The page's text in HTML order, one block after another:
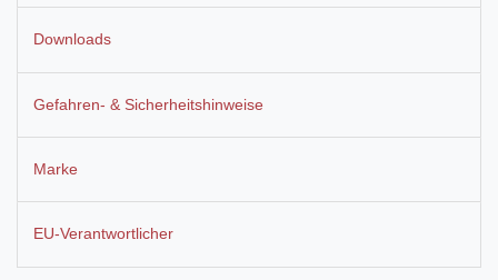
Downloads
Gefahren- & Sicherheitshinweise
Marke
EU-Verantwortlicher